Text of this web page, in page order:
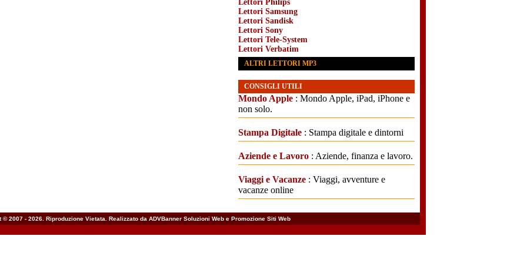
Lettori Philips
Lettori Samsung
Lettori Sandisk
Lettori Sony
Lettori Tele-System
Lettori Verbatim
ALTRI LETTORI MP3
CONSIGLI UTILI
Mondo Apple : Mondo Apple, iPad, iPhone e
non solo.
Stampa Digitale : Stampa digitale e dintorni
Aziende e Lavoro : Aziende, finanza e lavoro.
Viaggi e Vacanze : Viaggi, avventure e
vacanze online
© 2007 - 2026. Riproduzione Vietata. Realizzato da ADVBanner Soluzioni Web e Promozione Siti Web